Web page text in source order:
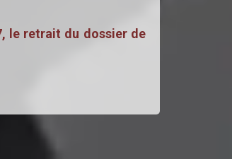
le retrait du dossier de